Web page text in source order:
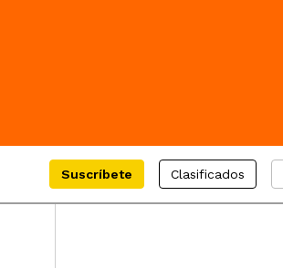
Suscríbete Clasificados